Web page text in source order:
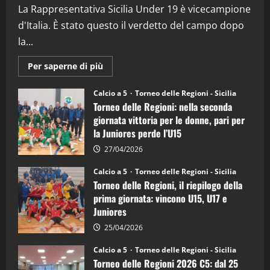
08/04/2026
La Rappresentativa Sicilia Under 19 è vicecampione
d'Italia. È stato questo il verdetto del campo dopo
la...
Per saperne di più
informazioni
Torneo
delle
Regioni
di
calcio
a
5:
la
Juniores
è
vicecampione
d’Italia
Calcio a 5 Torneo delle Regioni - Sicilia
Torneo delle Regioni: nella seconda
giornata vittoria per le donne, pari per
la Juniores perde l’U15
27/04/2026
Calcio a 5 Torneo delle Regioni - Sicilia
Torneo delle Regioni, il riepilogo della
prima giornata: vincono U15, U17 e
Juniores
25/04/2026
Calcio a 5 Torneo delle Regioni - Sicilia
Torneo delle Regioni 2026 C5: dal 25